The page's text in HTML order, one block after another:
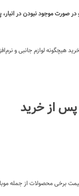
در صورت موجود نبودن در
هیچگونه لوازم جانبی و
برخی محصولات از جمله